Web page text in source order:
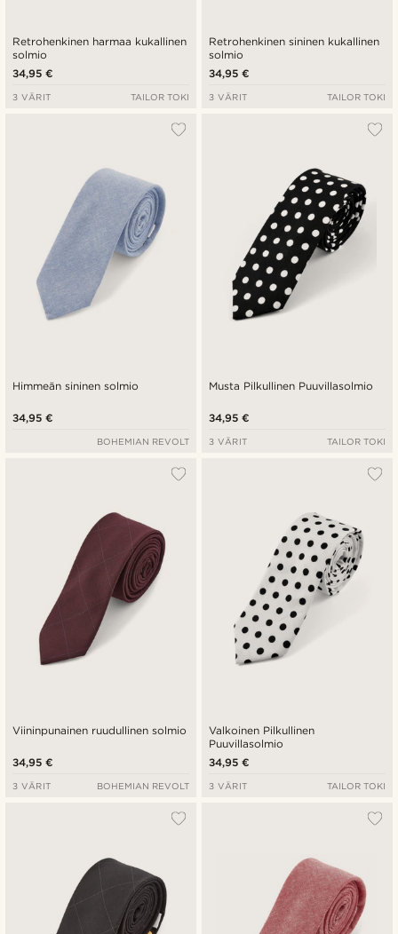
Retrohenkinen harmaa kukallinen
solmio
34,95 €
3 VÄRIT TAILOR TOKI
Retrohenkinen sininen kukallinen
solmio
34,95 €
3 VÄRIT TAILOR TOKI
Himmeän sininen solmio
34,95 €
BOHEMIAN REVOLT
Musta Pilkullinen Puuvillasolmio
34,95 €
3 VÄRIT TAILOR TOKI
Viininpunainen ruudullinen solmio
34,95 €
3 VÄRIT BOHEMIAN REVOLT
Valkoinen Pilkullinen
Puuvillasolmio
34,95 €
3 VÄRIT TAILOR TOKI